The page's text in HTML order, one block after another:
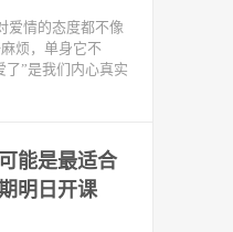
爱情的态度都不像
烦，单身它不
了”是我们内心真实
能是最适合
明日开课